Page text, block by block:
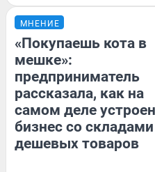
МНЕНИЕ
«Покупаешь кота в
мешке»:
предприниматель
рассказала, как на
самом деле устроен
бизнес со складами
дешевых товаров